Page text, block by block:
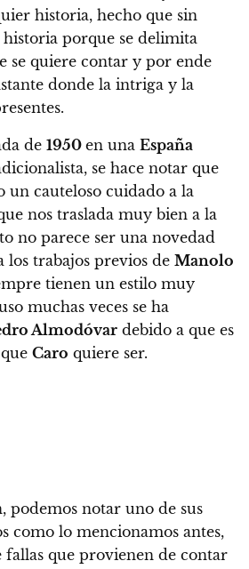
historia, hecho que sin
porque se delimita
se quiere contar y por ende
donde la intriga y la
de 1950 en una España
se hace notar que
un cauteloso cuidado a la
nos traslada muy bien a la
no parece ser una novedad
los trabajos previos de Manolo
tienen un estilo muy
muchas veces se ha
Almodóvar debido a que es
Caro quiere ser.
podemos notar uno de sus
como lo mencionamos antes,
fallas que provienen de contar